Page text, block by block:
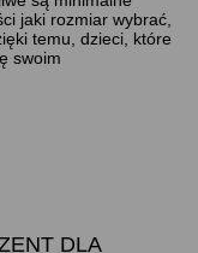
jaki rozmiar wybrać,
temu, dzieci, które
swoim
DLA